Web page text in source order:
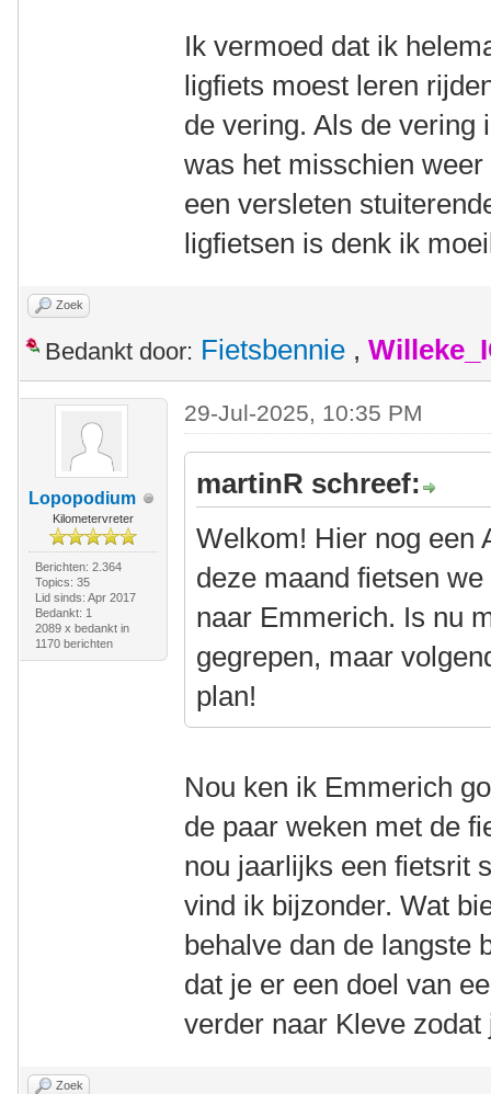
Ik vermoed dat ik
ligfiets moest leren
de vering. Als de vering
was het misschien
een versleten
ligfietsen is denk ik
Zoek
Bedankt door: Fietsbennie ,
Lopopodium
Kilometervreter
Berichten: 2.364
Topics: 35
Lid sinds: Apr 2017
Bedankt: 1
2089 x bedankt in
1170 berichten
29-Jul-2025, 10:35 PM
martinR schreef:
Welkom! Hier nog een
deze maand fietsen
naar Emmerich. Is nu
gegrepen, maar
plan!
Nou ken ik Emmerich
de paar weken met de
nou jaarlijks een fietsrit
vind ik bijzonder. Wat
behalve dan de langste
dat je er een doel van
verder naar Kleve
Zoek